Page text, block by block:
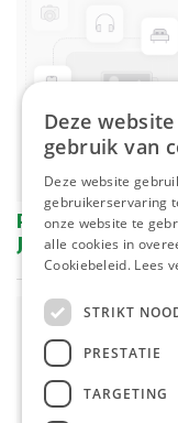
Pineau Des
Jules Gautret 75
Deze
gebruik van
Deze website
gebruikerservaring
onze website te
alle cookies in
Cookiebeleid. Lees
STRIKT
PRESTATIE
TARGETING